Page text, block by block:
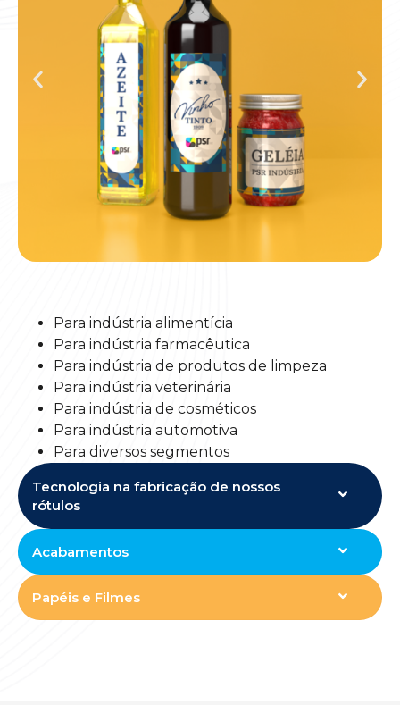
Para indústria alimentícia
Para indústria farmacêutica
Para indústria de produtos de limpeza
Para indústria veterinária
Para indústria de cosméticos
Para indústria automotiva
Para diversos segmentos
Tecnologia na fabricação de nossos
rótulos
Acabamentos
Papéis e Filmes